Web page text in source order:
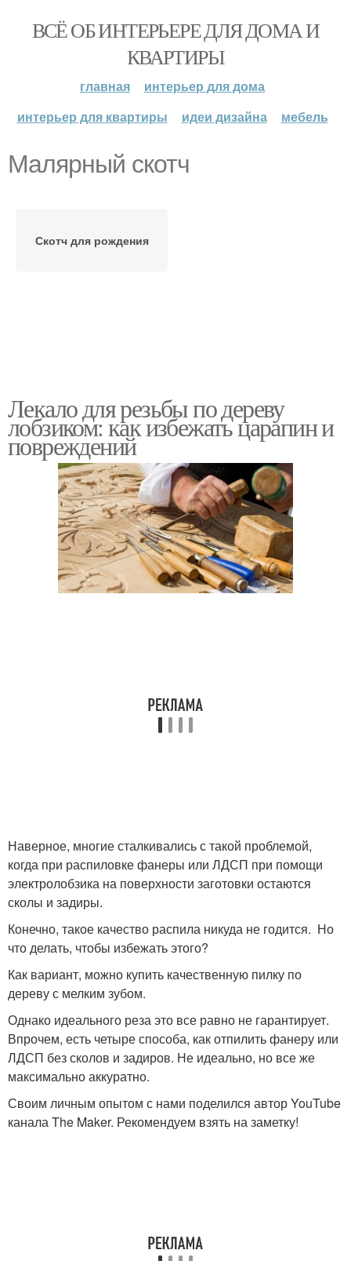
ВСЁ ОБ ИНТЕРЬЕРЕ ДЛЯ ДОМА И
КВАРТИРЫ
главная
интерьер для дома
интерьер для квартиры
идеи дизайна мебель
Малярный скотч
Скотч для рождения
Лекало для резьбы по дереву
лобзиком: как избежать царапин и
повреждений
Наверное, многие сталкивались с такой проблемой,
когда при распиловке фанеры или ЛДСП при помощи
электролобзика на поверхности заготовки остаются
сколы и задиры.
Конечно, такое качество распила никуда не годится. Но
что делать, чтобы избежать этого?
Как вариант, можно купить качественную пилку по
дереву с мелким зубом.
Однако идеального реза это все равно не гарантирует.
Впрочем, есть четыре способа, как отпилить фанеру или
ЛДСП без сколов и задиров. Не идеально, но все же
максимально аккуратно.
Своим личным опытом с нами поделился автор YouTube
канала The Maker. Рекомендуем взять на заметку!